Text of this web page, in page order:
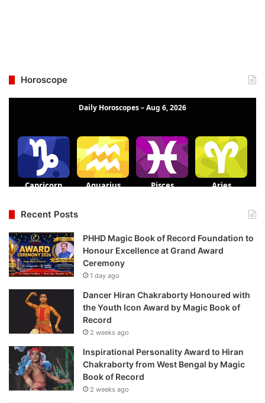
Horoscope
Recent Posts
PHHD Magic Book of Record Foundation to
Honour Excellence at Grand Award
Ceremony
1 day ago
Dancer Hiran Chakraborty Honoured with
the Youth Icon Award by Magic Book of
Record
2 weeks ago
Inspirational Personality Award to Hiran
Chakraborty from West Bengal by Magic
Book of Record
2 weeks ago